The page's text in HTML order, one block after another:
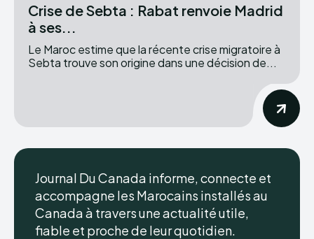
Crise de Sebta : Rabat renvoie Madrid
à ses...
Le Maroc estime que la récente crise migratoire à
Sebta trouve son origine dans une décision de...
Journal Du Canada informe, connecte et
accompagne les Marocains installés au
Canada à travers une actualité utile,
fiable et proche de leur quotidien.